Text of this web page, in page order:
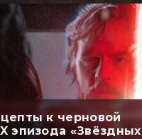
к черновой
эпизода «Звёздных